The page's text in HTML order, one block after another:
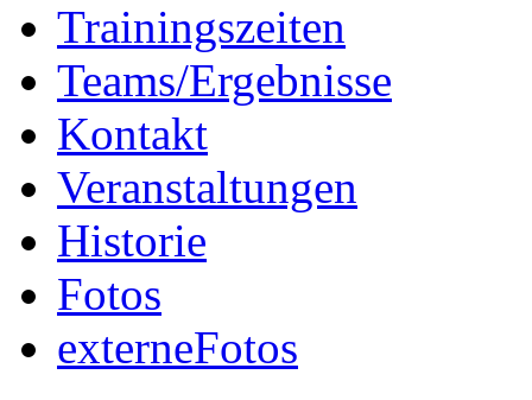
Trainingszeiten
Teams/Ergebnisse
Kontakt
Veranstaltungen
Historie
Fotos
externeFotos